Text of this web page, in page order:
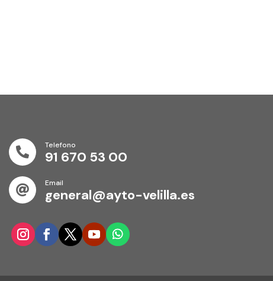

Telefono
91 670 53 00

Email
general@ayto-velilla.es